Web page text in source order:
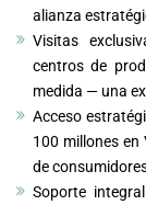
alianza
Visitas
centros de
medida — una
Acceso
100 millones en
de
Soporte